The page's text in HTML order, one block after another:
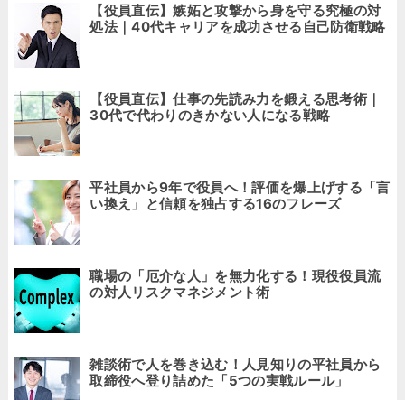
【役員直伝】嫉妬と攻撃から身を守る究極の対
処法｜40代キャリアを成功させる自己防衛戦略
【役員直伝】仕事の先読み力を鍛える思考術｜
30代で代わりのきかない人になる戦略
平社員から9年で役員へ！評価を爆上げする「言
い換え」と信頼を独占する16のフレーズ
職場の「厄介な人」を無力化する！現役役員流
の対人リスクマネジメント術
雑談術で人を巻き込む！人見知りの平社員から
取締役へ登り詰めた「5つの実戦ルール」